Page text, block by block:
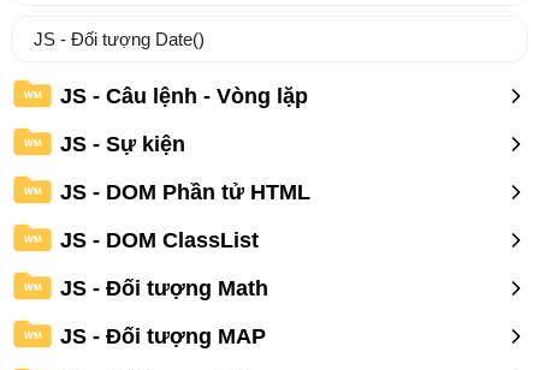
JS - Đối tượng Date()
WM JS - Câu lệnh - Vòng lặp
WM JS - Sự kiện
WM JS - DOM Phần tử HTML
WM JS - DOM ClassList
WM JS - Đối tượng Math
WM JS - Đối tượng MAP